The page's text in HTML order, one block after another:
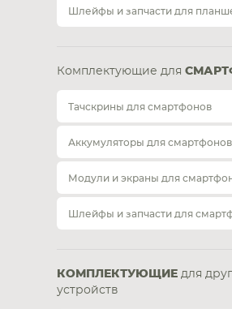
Шлейфы и запчасти для
Комплектующие для
Тачскрины для смартфонов
Аккумуляторы для смартфонов
Модули и экраны для
Шлейфы и запчасти для
КОМПЛЕКТУЮЩИЕ для
устройств